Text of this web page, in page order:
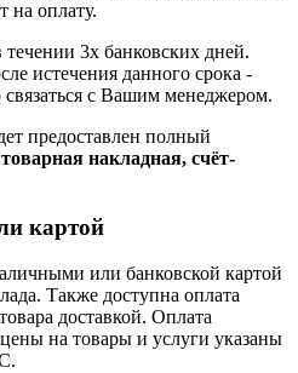
на оплату.
3х банковских дней.
истечения данного срока -
с Вашим менеджером.
предоставлен полный
товарная накладная, счёт-
картой
или банковской картой
Также доступна оплата
доставкой. Оплата
на товары и услуги указаны